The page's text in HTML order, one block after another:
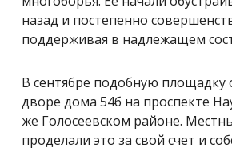
назад и постепенно
поддерживая в надлежащем
В сентябре подобную площадку
дворе дома 54б на проспекте
же Голосеевском районе.
проделали это за свой счет и